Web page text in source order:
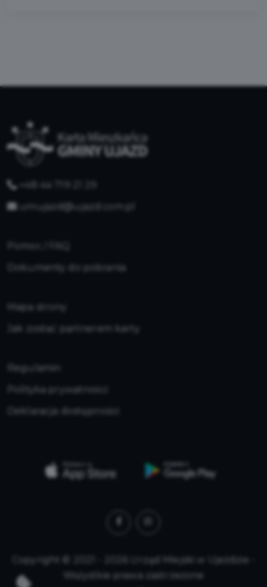
+48 44 719 21 29
umujazd@ujazd.com.pl
Dokumenty do pobrania
Mapa strony
Jak zostać partnerem karty
Regulamin
Polityka prywatności
Deklaracja dostępności
Copyright © 2021 - 2026 Urząd Miejski w Ujeździe -
Wszystkie prawa zastrzeżone